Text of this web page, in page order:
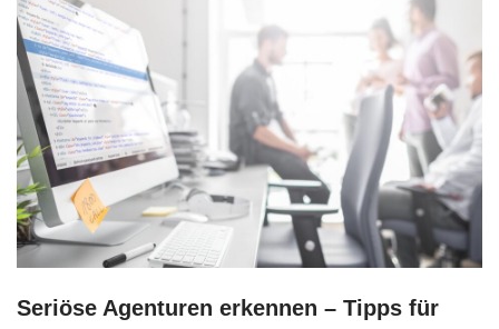
Seriöse Agenturen erkennen – Tipps für